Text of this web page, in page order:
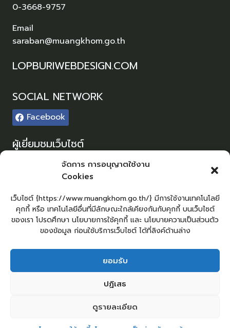
จัดการ การอนุญาตใช้งาน
Cookies
เว็บไซต์ {https://www.muangkhom.go.th/} มีการใช้งานเทคโนโลยี
คุกกี้ หรือ เทคโนโลยีอื่นที่มีลักษณะใกล้เคียงกันกับคุกกี้ บนเว็บไซต์
ของเรา โปรดศึกษา นโยบายการใช้คุกกี้ และ นโยบายความเป็นส่วนตัว
ของข้อมูล ก่อนใช้บริการเว็บไซต์ ได้ที่ลิงค์ด้านล่าง
ยอมรับ
ปฏิเสธ
ดูรายละเอียด
0-3668-9757
Email
saraban@muangkhom.go.th
LOPBURIWEBDESIGN.COM
SOCIAL NETWORK
Facebook
ผู้เยี่ยมชมเว็บไซต์
0
แผนผังเว็บไซต์
Login
เข้าสู่ระบบ
ติดต่อ อบต.